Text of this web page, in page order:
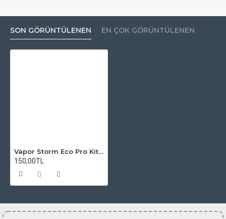
SON GÖRÜNTÜLENEN EN ÇOK GÖRÜNTÜLENEN
Vapor Storm Eco Pro Kit Atomizer Camı
150,00TL